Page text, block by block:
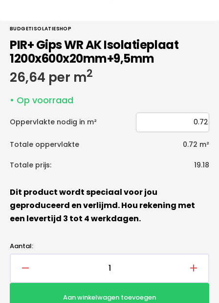
BUDGETISOLATIESHOP
PIR+ Gips WR AK Isolatieplaat
1200x600x20mm+9,5mm
Normale
prijs
26,64 per m2
• Op voorraad
Oppervlakte nodig in m²
Totale oppervlakte 0.72 m²
Totale prijs: 19.18
Dit product wordt speciaal voor jou
geproduceerd en verlijmd. Hou rekening met
een levertijd 3 tot 4 werkdagen.
Aantal:
verlagen
Aantal
Aan winkelwagen toevoegen